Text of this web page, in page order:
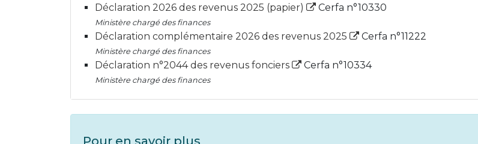
Déclaration 2026 des revenus 2025 (papier) Cerfa n°10330
Ministère chargé des finances
Déclaration complémentaire 2026 des revenus 2025 Cerfa n°11222
Ministère chargé des finances
Déclaration n°2044 des revenus fonciers Cerfa n°10334
Ministère chargé des finances
Pour en savoir plus